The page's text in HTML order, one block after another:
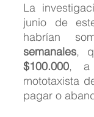
La
junio de
habrían
semanales,
$100.000, a
mototaxista
pagar o